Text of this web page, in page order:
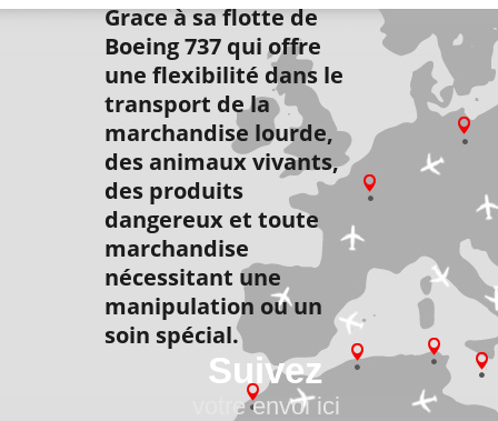
Grace à sa flotte de
Boeing 737 qui offre
une flexibilité dans le
transport de la
marchandise lourde,
des animaux vivants,
des produits
dangereux et toute
marchandise
nécessitant une
manipulation ou un
soin spécial.
Suivez
votre envoi ici